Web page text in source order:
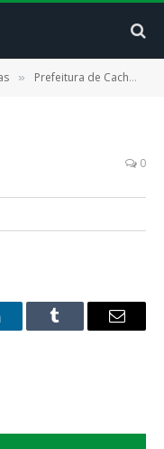
» Prefeitura de Cachoeira do Piriá inaugura ampliação da Escola Igarapé de Areia
0
Tumblr
E-